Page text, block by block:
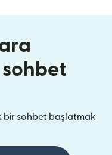
bir sohbet başlatmak